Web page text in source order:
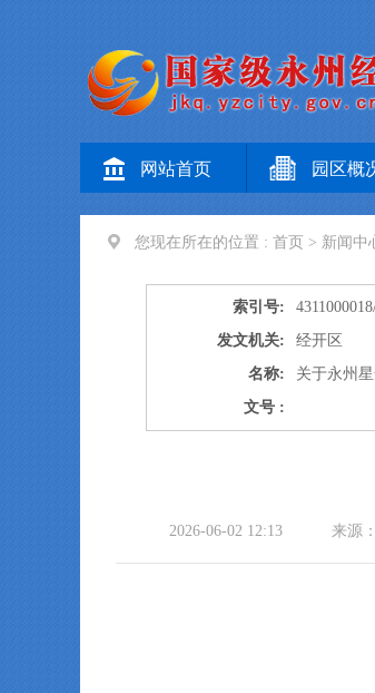
网站首页 园区概
您现在所在的位置 : 首页 > 新闻中
索引号:
发文机关:
经开区
名称:
关于永州
文号 :
2026-06-02 12:13 来源：